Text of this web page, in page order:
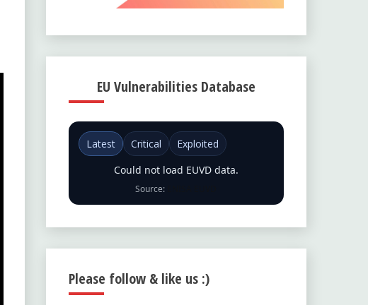
EU Vulnerabilities Database
Latest Critical
Exploited
Could not load EUVD data.
Source:
Please follow & like us :)